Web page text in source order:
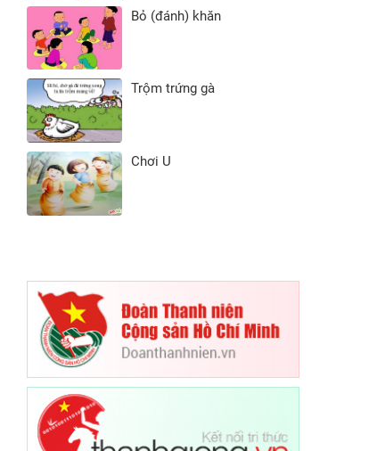
Bỏ (đánh) khăn
Trộm trứng gà
Chơi U